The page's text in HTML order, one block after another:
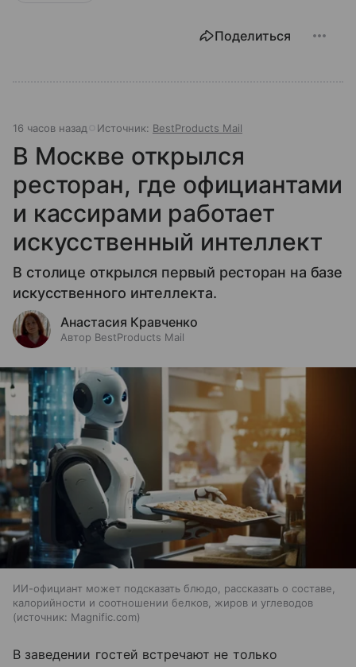
Поделиться
16 часов назад Источник: BestProducts Mail
В Москве открылся
ресторан, где официантами
и кассирами работает
искусственный интеллект
В столице открылся первый ресторан на базе
искусственного интеллекта.
Анастасия Кравченко
Автор BestProducts Mail
ИИ-официант может подсказать блюдо, рассказать о составе,
калорийности и соотношении белков, жиров и углеводов
источник: Magnific.com
В заведении гостей встречают не только